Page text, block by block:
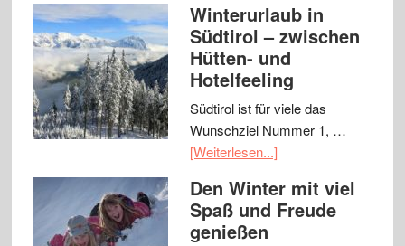
Winterurlaub in
Südtirol – zwischen
Hütten- und
Hotelfeeling
Südtirol ist für viele das
Wunschziel Nummer 1, …
[Weiterlesen...]
Den Winter mit viel
Spaß und Freude
genießen